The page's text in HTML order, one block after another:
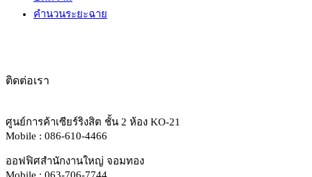
คำนวนระยะฉาย
ติดต่อเรา
ศูนย์การค้าเซียร์ริงสิต ชั้น 2 ห้อง KO-21
Mobile : 086-610-4466
ออฟฟิศสำนักงานใหญ่ จอมทอง
Mobile : 063-706-7744